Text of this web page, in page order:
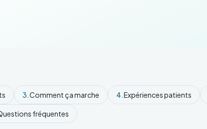
3.Comment ça marche 4.Expériences patients
fréquentes